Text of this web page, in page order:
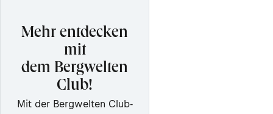
Mehr entdecken
mit
dem Bergwelten
Club!
Mit der Bergwelten Club-